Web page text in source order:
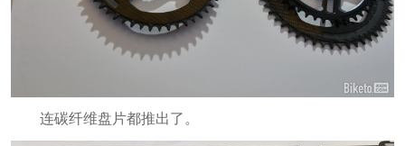
连碳纤维盘片都推出了。